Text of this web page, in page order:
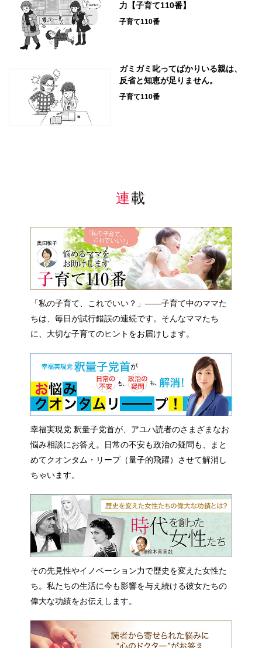
力【子育て110番】
子育て110番
ガミガミ叱ってばかりいる親は、
反省と知恵が足りません。
子育て110番
連載
「私の子育て、これでいい？」――子育て中のママた
ちは、毎日が試行錯誤の連続です。そんなママたち
に、大切な子育てのヒントをお届けします。
幸福実現党 釈量子党首が、アユハ読者のさまざまなお
悩み相談にお答え。日常の不安も政治の疑問も、まと
めてクオンタム・リープ（量子的飛躍）させて解消し
ちゃいます。
その先見性やイノベーション力で歴史を変えた女性た
ち。私たちの生活に今も影響を与え続ける彼女たちの
偉大な功績をお伝えします。